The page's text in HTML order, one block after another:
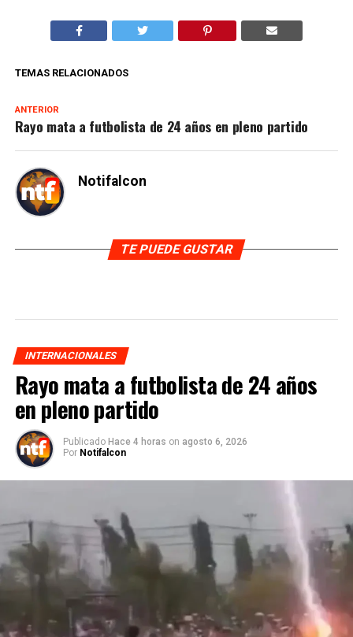
TEMAS RELACIONADOS
ANTERIOR
Rayo mata a futbolista de 24 años en pleno partido
Notifalcon
TE PUEDE GUSTAR
INTERNACIONALES
Rayo mata a futbolista de 24 años
en pleno partido
Publicado Hace 4 horas on agosto 6, 2026
Por Notifalcon